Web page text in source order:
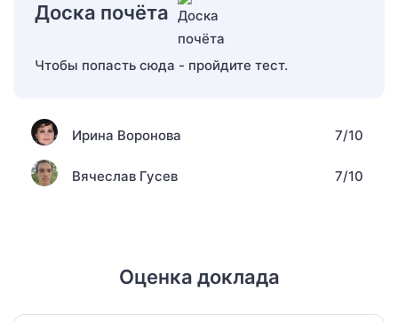
Доска почёта
Чтобы попасть сюда - пройдите тест.
Ирина Воронова 7/10
Вячеслав Гусев 7/10
Оценка доклада